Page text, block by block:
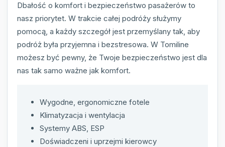
Dbałość o komfort i bezpieczeństwo pasażerów to
nasz priorytet. W trakcie całej podróży służymy
pomocą, a każdy szczegół jest przemyślany tak, aby
podróż była przyjemna i bezstresowa. W Tomiline
możesz być pewny, że Twoje bezpieczeństwo jest dla
nas tak samo ważne jak komfort.
Wygodne, ergonomiczne fotele
Klimatyzacja i wentylacja
Systemy ABS, ESP
Doświadczeni i uprzejmi kierowcy